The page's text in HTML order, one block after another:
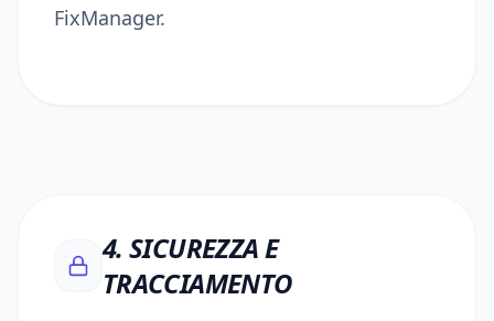
FixManager.
4. SICUREZZA E
TRACCIAMENTO